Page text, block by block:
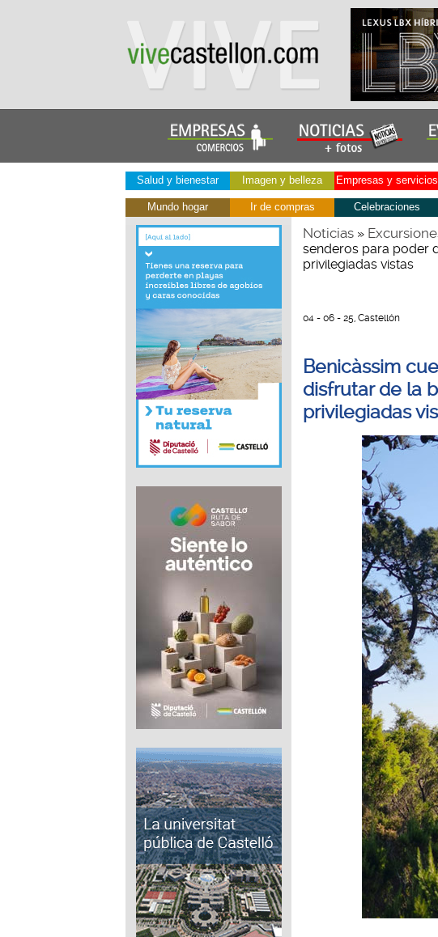
Salud y bienestar Imagen y belleza Empresas y servicios
Mundo hogar Ir de compras Celebraciones
Noticias»
senderos para poder
privilegiadas vistas
04 - 06 - 25, Castellón
Benicàssim
disfrutar de la
privilegiadas